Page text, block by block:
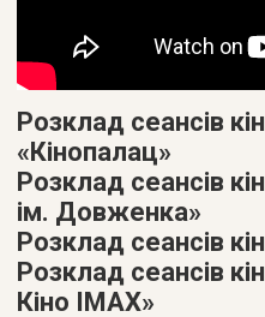
Розклад сеансів
«Кінопалац»
Розклад сеансів
ім. Довженка»
Розклад сеансів
Розклад сеансів
Кіно IMAX»